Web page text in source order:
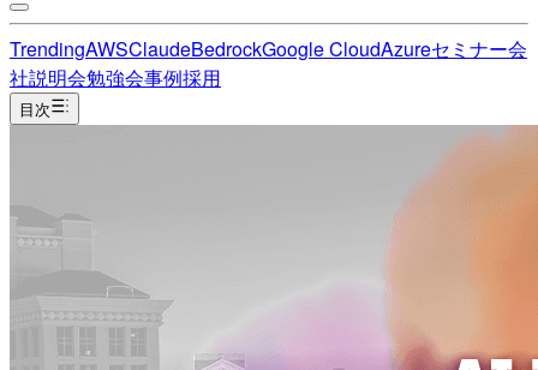
TrendingAWSClaudeBedrockGoogle CloudAzureセミナー会
社説明会勉強会事例採用
目次